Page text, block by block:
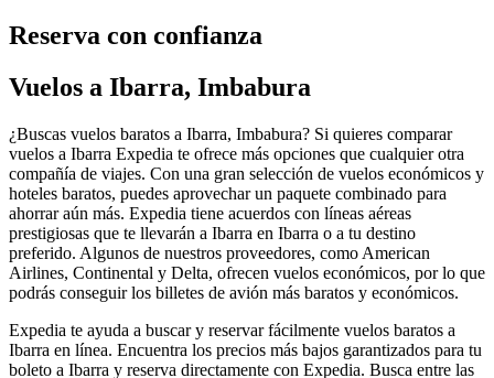
Reserva con confianza
Vuelos a Ibarra, Imbabura
¿Buscas vuelos baratos a Ibarra, Imbabura? Si quieres comparar
vuelos a Ibarra Expedia te ofrece más opciones que cualquier otra
compañía de viajes. Con una gran selección de vuelos económicos y
hoteles baratos, puedes aprovechar un paquete combinado para
ahorrar aún más. Expedia tiene acuerdos con líneas aéreas
prestigiosas que te llevarán a Ibarra en Ibarra o a tu destino
preferido. Algunos de nuestros proveedores, como American
Airlines, Continental y Delta, ofrecen vuelos económicos, por lo que
podrás conseguir los billetes de avión más baratos y económicos.
Expedia te ayuda a buscar y reservar fácilmente vuelos baratos a
Ibarra en línea. Encuentra los precios más bajos garantizados para tu
boleto a Ibarra y reserva directamente con Expedia. Busca entre las